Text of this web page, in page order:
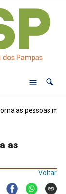
as pessoas
as
Voltar